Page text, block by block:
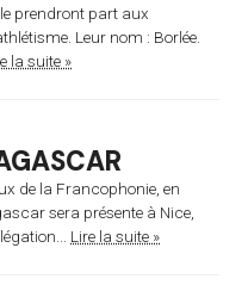
prendront part aux
Leur nom : Borlée.
la suite »
de la Francophonie, en
sera présente à Nice,
Lire la suite »